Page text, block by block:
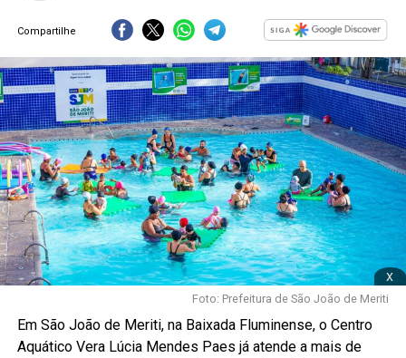
Compartilhe
x
Foto: Prefeitura de São João de Meriti
Em São João de Meriti, na Baixada Fluminense, o Centro
Aquático Vera Lúcia Mendes Paes já atende a mais de